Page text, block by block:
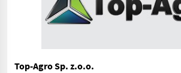
Top-Agro Sp. z.o.o.